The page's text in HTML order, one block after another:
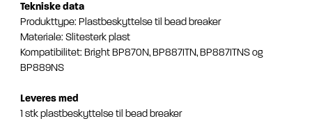
Tekniske data
Produkttype: Plastbeskyttelse til bead breaker
Materiale: Slitesterk plast
Kompatibilitet: Bright BP870N, BP887ITN, BP887ITNS og
BP889NS
Leveres med
1 stk plastbeskyttelse til bead breaker